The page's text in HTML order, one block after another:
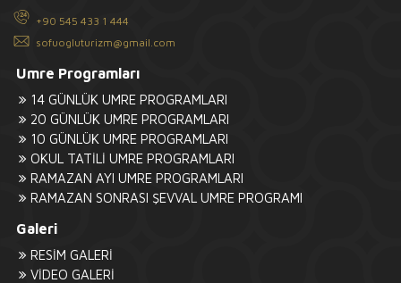
+90 545 433 1 444
sofuogluturizm@gmail.com
Umre Programları
14 GÜNLÜK UMRE PROGRAMLARI
20 GÜNLÜK UMRE PROGRAMLARI
10 GÜNLÜK UMRE PROGRAMLARI
OKUL TATİLİ UMRE PROGRAMLARI
RAMAZAN AYI UMRE PROGRAMLARI
RAMAZAN SONRASI ŞEVVAL UMRE PROGRAMI
Galeri
RESİM GALERİ
VİDEO GALERİ